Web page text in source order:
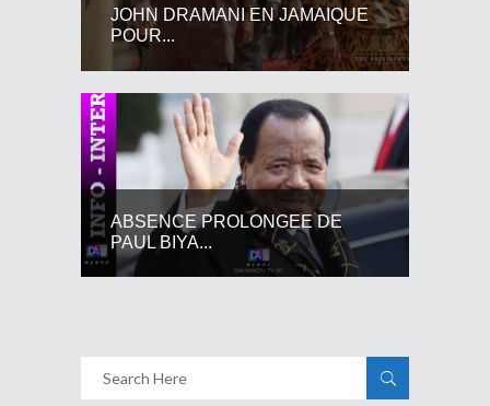
JOHN DRAMANI EN JAMAIQUE
POUR...
ABSENCE PROLONGEE DE
PAUL BIYA...